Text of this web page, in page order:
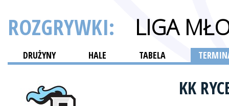
ROZGRYWKI: LIGA
DRUŻYNY HALE TABELA
KK